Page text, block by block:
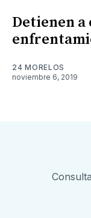
Detienen
24 MORELOS
noviembre 6, 2019